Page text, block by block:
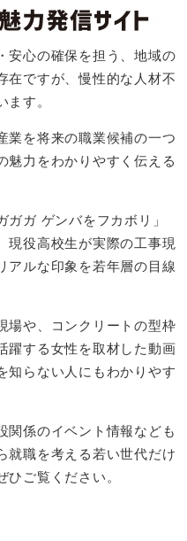
心の確保を担う、地域の
在ですが、慢性的な人材不
す。
を将来の職業候補の一つ
魅力をわかりやすく伝える
ガ ゲンバをフカボリ」
現役高校生が実際の工事現
アルな印象を若年層の目線
や、コンクリートの型枠
躍する女性を取材した動画
知らない人にもわかりやす
係のイベント情報なども
就職を考える若い世代だけ
ご覧ください。